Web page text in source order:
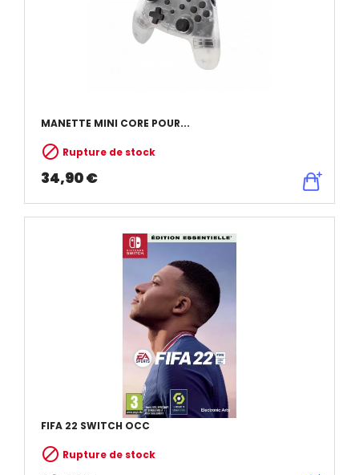
MANETTE MINI CORE POUR...
 Rupture de stock
34,90 €
FIFA 22 SWITCH OCC
 Rupture de stock